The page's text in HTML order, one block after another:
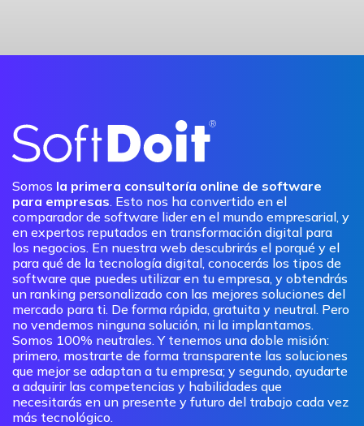
Somos la primera consultoría online de software
para empresas. Esto nos ha convertido en el
comparador de software lider en el mundo empresarial, y
en expertos reputados en transformación digital para
los negocios. En nuestra web descubrirás el porqué y el
para qué de la tecnología digital, conocerás los tipos de
software que puedes utilizar en tu empresa, y obtendrás
un ranking personalizado con las mejores soluciones del
mercado para ti. De forma rápida, gratuita y neutral. Pero
no vendemos ninguna solución, ni la implantamos.
Somos 100% neutrales. Y tenemos una doble misión:
primero, mostrarte de forma transparente las soluciones
que mejor se adaptan a tu empresa; y segundo, ayudarte
a adquirir las competencias y habilidades que
necesitarás en un presente y futuro del trabajo cada vez
más tecnológico.